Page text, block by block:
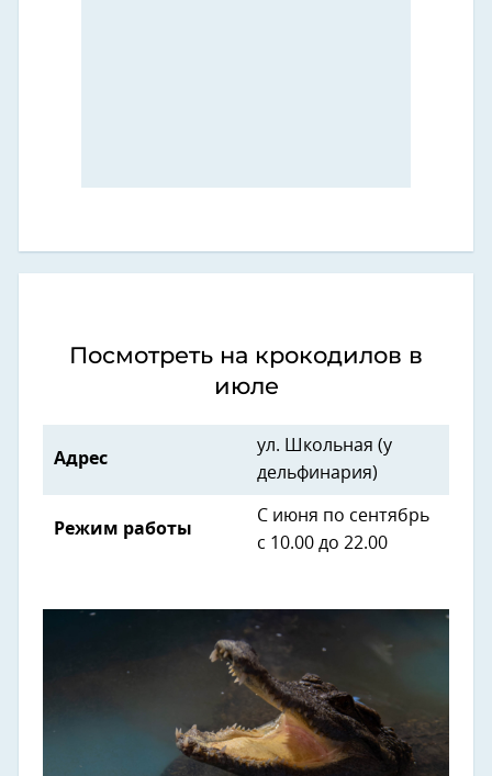
Посмотреть на крокодилов в
июле
Адрес
ул. Школьная (у
дельфинария)
Режим работы
С июня по сентябрь
с 10.00 до 22.00